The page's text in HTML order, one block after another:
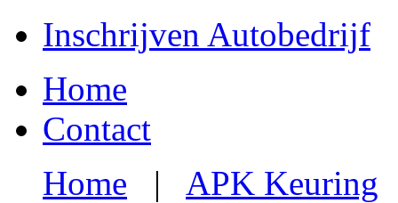
Inschrijven Autobedrijf
Home
Contact
Home | APK Keuring